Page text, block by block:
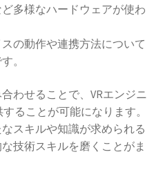
多様なハードウェアが使わ
の動作や連携方法について
。
わせることで、VRエンジニ
ることが可能になります。
スキルや知識が求められる
技術スキルを磨くことがま